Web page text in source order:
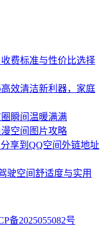
费标准与性价比选择
效清洁新利器，家庭
瞬间温暖满满
空间图片攻略
享到QQ空间外链地址
驶空间舒适度与实用
备2025055082号